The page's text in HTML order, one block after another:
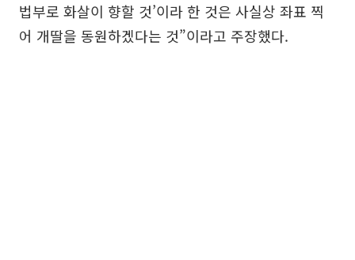
법부로 화살이 향할 것’이라 한 것은 사실상 좌표 찍
어 개딸을 동원하겠다는 것”이라고 주장했다.